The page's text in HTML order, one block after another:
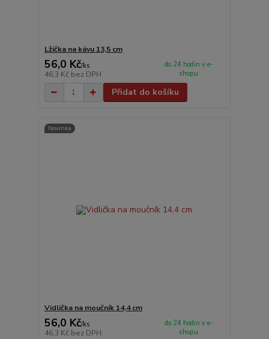
Lžička na kávu 13,5 cm
56,0 Kč/ks
46,3 Kč bez DPH
do 24 hodin v e-
shopu
Přidat do košíku
Novinka
Vidlička na moučník 14,4 cm
56,0 Kč/ks
46,3 Kč bez DPH
do 24 hodin v e-
shopu